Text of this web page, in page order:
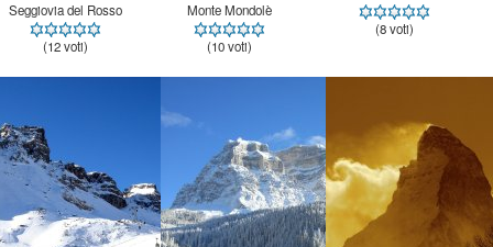
Seggiovia del Rosso
(12 voti)
Monte Mondolè
(10 voti)
(8 voti)